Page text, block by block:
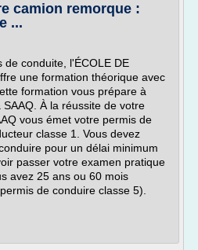
camion remorque :
...
conduite, l'ÉCOLE DE
une formation théorique avec
formation vous prépare à
À la réussite de votre
vous émet votre permis de
classe 1. Vous devez
pour un délai minimum
passer votre examen pratique
avez 25 ans ou 60 mois
de conduire classe 5).